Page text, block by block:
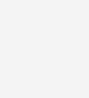
述等相關資料
性、化學性、
關研究成果時
來也可同步紀
數據所使用。